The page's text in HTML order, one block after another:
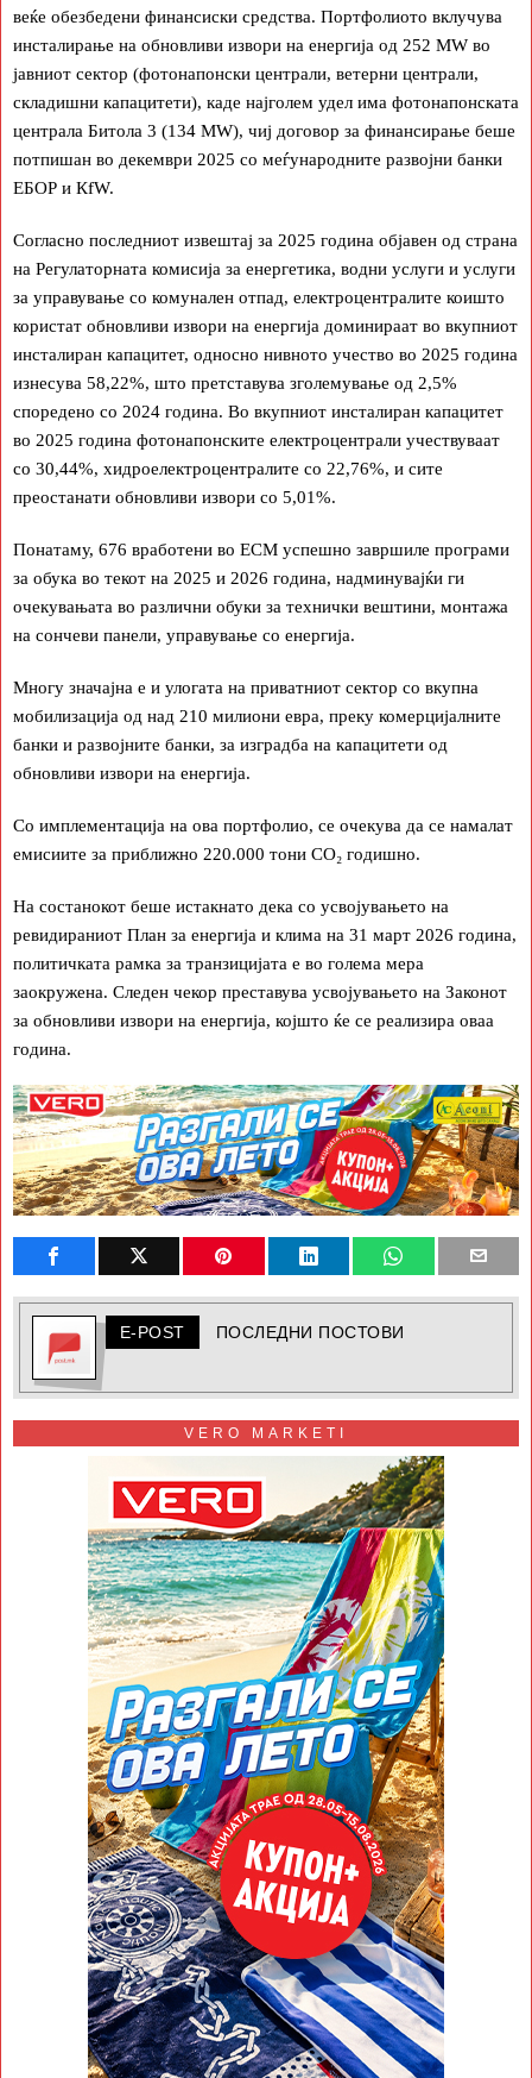
веќе обезбедени финансиски средства. Портфолиото вклучува
инсталирање на обновливи извори на енергија од 252 MW во
јавниот сектор (фотонапонски централи, ветерни централи,
складишни капацитети), каде најголем удел има фотонапонската
централа Битола 3 (134 MW), чиј договор за финансирање беше
потпишан во декември 2025 со меѓународните развојни банки
ЕБОР и КfW.
Согласно последниот извештај за 2025 година објавен од страна
на Регулаторната комисија за енергетика, водни услуги и услуги
за управување со комунален отпад, електроцентралите коишто
користат обновливи извори на енергија доминираат во вкупниот
инсталиран капацитет, односно нивното учество во 2025 година
изнесува 58,22%, што претставува зголемување од 2,5%
споредено со 2024 година. Во вкупниот инсталиран капацитет
во 2025 година фотонапонските електроцентрали учествуваат
со 30,44%, хидроелектроцентралите со 22,76%, и сите
преостанати обновливи извори со 5,01%.
Понатаму, 676 вработени во ЕСМ успешно завршиле програми
за обука во текот на 2025 и 2026 година, надминувајќи ги
очекувањата во различни обуки за технички вештини, монтажа
на сончеви панели, управување со енергија.
Многу значајна е и улогата на приватниот сектор со вкупна
мобилизација од над 210 милиони евра, преку комерцијалните
банки и развојните банки, за изградба на капацитети од
обновливи извори на енергија.
Со имплементација на ова портфолио, се очекува да се намалат
емисиите за приближно 220.000 тони CO₂ годишно.
На состанокот беше истакнато дека со усвојувањето на
ревидираниот План за енергија и клима на 31 март 2026 година,
политичката рамка за транзицијата е во голема мера
заокружена. Следен чекор преставува усвојувањето на Законот
за обновливи извори на енергија, којшто ќе се реализира оваа
година.
E-POST ПОСЛЕДНИ ПОСТОВИ
VERO MARKETI